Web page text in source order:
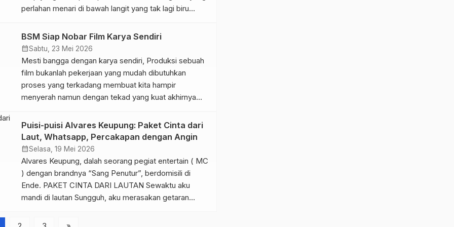
perlahan menari di bawah langit yang tak lagi biru
menjelma rindu tak berwujud setiap belaian rambut
hitammu adalah inspirasi yang mengalun lembut dalam
barisan […]
BSM Siap Nobar Film Karya Sendiri
calendar_monthSabtu, 23 Mei 2026
Mesti bangga dengan karya sendiri, Produksi sebuah
film bukanlah pekerjaan yang mudah dibutuhkan
proses yang terkadang membuat kita hampir
menyerah namun dengan tekad yang kuat akhirnya
Seni Milenial ( BSM ) angkatan ke 10 akhirnya mampu
memproduksi film pendek yang diberi judul Cinta
Jangan Dikejar, Sebuah […]
Puisi-puisi Alvares Keupung: Paket Cinta dari
Laut, Whatsapp, Percakapan dengan Angin
calendar_monthSelasa, 19 Mei 2026
Alvares Keupung, dalah seorang pegiat entertain ( MC
) dengan brandnya “Sang Penutur”, berdomisili di
Ende. PAKET CINTA DARI LAUTAN Sewaktu aku
mandi di lautan Sungguh, aku merasakan getaran
memberi asin garamnya Laut memang pergi dan